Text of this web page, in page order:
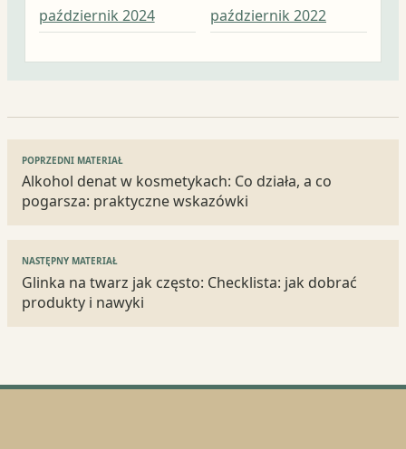
październik 2024
październik 2022
Nawigacja
wpisu
POPRZEDNI MATERIAŁ
Alkohol denat w kosmetykach: Co działa, a co
pogarsza: praktyczne wskazówki
NASTĘPNY MATERIAŁ
Glinka na twarz jak często: Checklista: jak dobrać
produkty i nawyki